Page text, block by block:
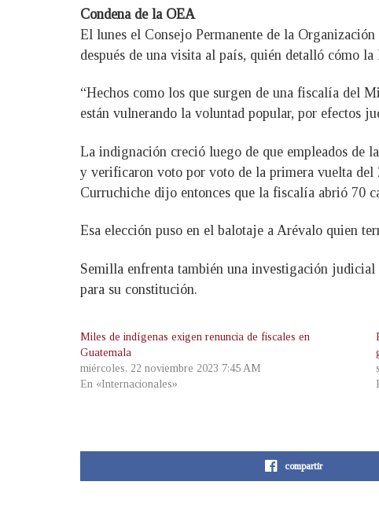
Condena de la OEA
El lunes el Consejo Permanente de la
después de una visita al país, quién detalló cómo
“Hechos como los que surgen de una fiscalía del
están vulnerando la voluntad popular, por efectos
La indignación creció luego de que empleados de
y verificaron voto por voto de la primera vuelta del
Curruchiche dijo entonces que la fiscalía abrió 70
Esa elección puso en el balotaje a Arévalo quien
Semilla enfrenta también una investigación judicial
para su constitución.
Miles de indígenas exigen renuncia de fiscales en
Guatemala
miércoles, 22 noviembre 2023 7:45 AM
En «Internacionales»
compartir